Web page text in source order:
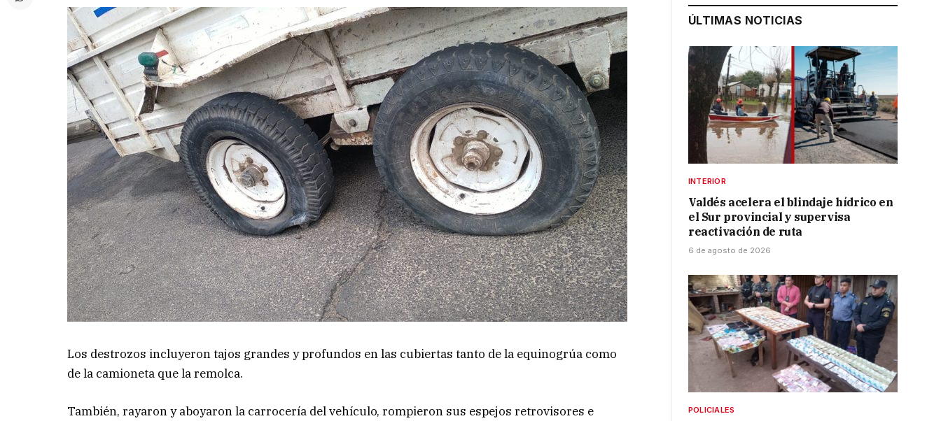
Los destrozos incluyeron tajos grandes y profundos en las cubiertas tanto de la equinogrúa como
de la camioneta que la remolca.
También, rayaron y aboyaron la carrocería del vehículo, rompieron sus espejos retrovisores e
ÚLTIMAS NOTICIAS
INTERIOR
Valdés acelera el blindaje hídrico en
el Sur provincial y supervisa
reactivación de ruta
6 de agosto de 2026
POLICIALES